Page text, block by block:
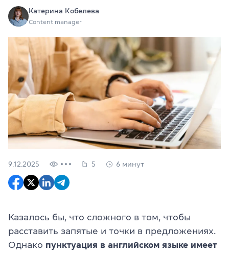
Катерина Кобелева
Content manager
9.12.2025 5 6 минут
Казалось бы, что сложного в том, чтобы
расставить запятые и точки в предложениях.
Однако пунктуация в английском языке имеет